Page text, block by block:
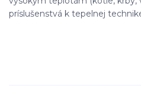
príslušenstvá k tepelnej